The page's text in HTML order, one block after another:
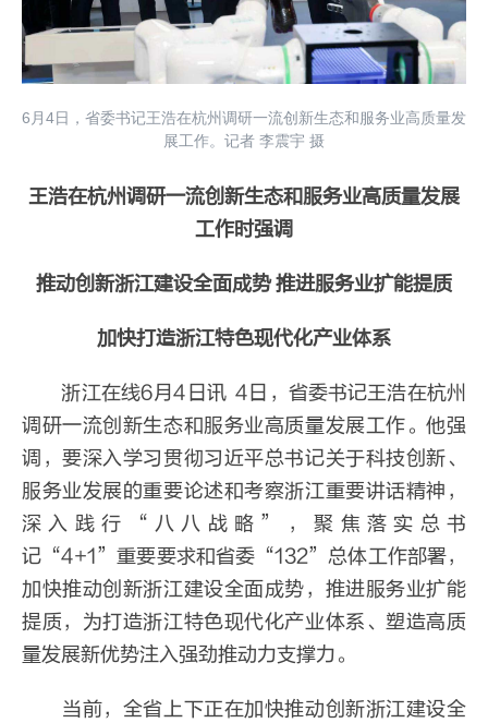
6月4日，省委书记王浩在杭州调研一流创新生态和服务业高质量发
展工作。记者 李震宇 摄
王浩在杭州调研一流创新生态和服务业高质量发展
工作时强调
推动创新浙江建设全面成势 推进服务业扩能提质
加快打造浙江特色现代化产业体系
浙江在线6月4日讯 4日，省委书记王浩在杭州
调研一流创新生态和服务业高质量发展工作。他强
调，要深入学习贯彻习近平总书记关于科技创新、
服务业发展的重要论述和考察浙江重要讲话精神，
深入践行“八八战略”，聚焦落实总书
记“4+1”重要要求和省委“132”总体工作部署，
加快推动创新浙江建设全面成势，推进服务业扩能
提质，为打造浙江特色现代化产业体系、塑造高质
量发展新优势注入强劲推动力支撑力。
当前，全省上下正在加快推动创新浙江建设全